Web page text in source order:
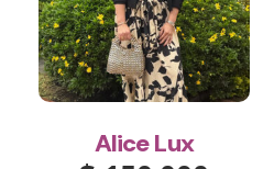
Alice Lux